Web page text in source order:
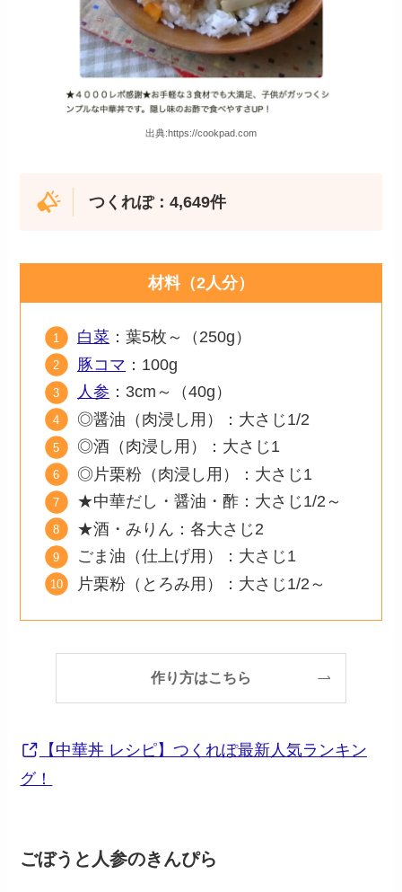
出典:https://cookpad.com
つくれぽ：4,649件
材料（2人分）
白菜 ：葉5枚～（250g）
豚コマ ：100g
人参 ：3cm～（40g）
◎醤油（肉浸し用）：大さじ1/2
◎酒（肉浸し用）：大さじ1
◎片栗粉（肉浸し用）：大さじ1
★中華だし・醤油・酢：大さじ1/2～
★酒・みりん：各大さじ2
ごま油（仕上げ用）：大さじ1
片栗粉（とろみ用）：大さじ1/2～
作り方はこちら
【中華丼 レシピ】つくれぽ最新人気ランキン
グ！
ごぼうと人参のきんぴら